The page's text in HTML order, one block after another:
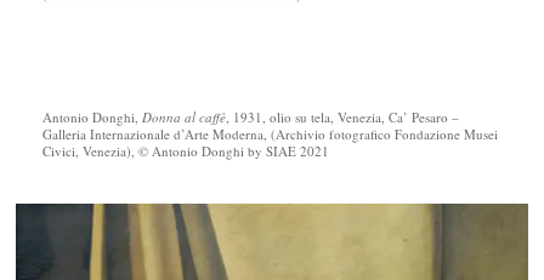
Antonio Donghi, Donna al caffè, 1931, olio su tela, Venezia, Ca’ Pesaro –
Galleria Internazionale d’Arte Moderna, (Archivio fotografico Fondazione Musei
Civici, Venezia), © Antonio Donghi by SIAE 2021